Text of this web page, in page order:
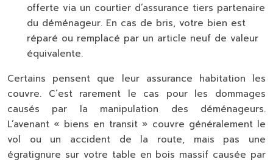
offerte via un courtier d’assurance tiers partenaire
du déménageur. En cas de bris, votre bien est
réparé ou remplacé par un article neuf de valeur
équivalente.
Certains pensent que leur assurance habitation les
couvre. C’est rarement le cas pour les dommages
causés par la manipulation des déménageurs.
L’avenant « biens en transit » couvre généralement le
vol ou un accident de la route, mais pas une
égratignure sur votre table en bois massif causée par